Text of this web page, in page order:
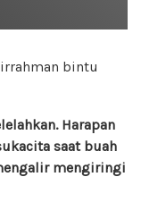
bintu
Harapan
saat buah
mengiringi